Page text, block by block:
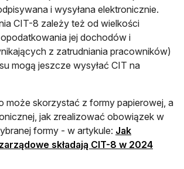
i wysyłana elektronicznie.
CIT-8 zależy też od wielkości
jej dochodów i
z zatrudniania pracowników)
mogą jeszcze wysyłać CIT na
może skorzystać z formy papierowej, a
jak zrealizować obowiązek w
formy - w artykule: Jak
składają CIT-8 w 2024